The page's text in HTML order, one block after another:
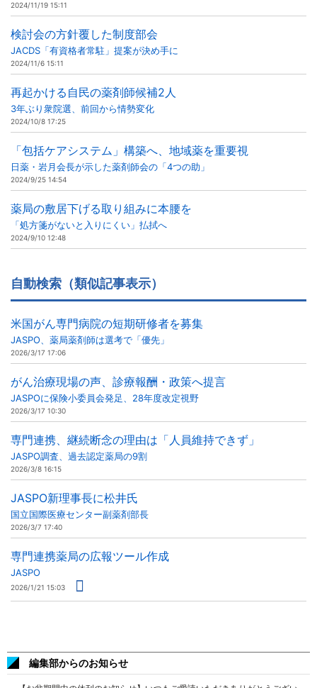
2024/11/19 15:11
検討会の方針覆した制度部会
JACDS「有資格者常駐」提案が決め手に
2024/11/6 15:11
再起かける自民の薬剤師候補2人
3年ぶり衆院選、前回から情勢変化
2024/10/8 17:25
「包括ケアシステム」構築へ、地域薬を重要視
日薬・岩月会長が示した薬剤師会の「4つの助」
2024/9/25 14:54
薬局の敷居下げる取り組みに本腰を
「処方箋がないと入りにくい」払拭へ
2024/9/10 12:48
自動検索（類似記事表示）
米国がん専門病院の短期研修者を募集
JASPO、薬局薬剤師は選考で「優先」
2026/3/17 17:06
がん治療現場の声、診療報酬・政策へ提言
JASPOに保険小委員会発足、28年度改定視野
2026/3/17 10:30
専門連携、継続断念の理由は「人員維持できず」
JASPO調査、過去認定薬局の9割
2026/3/8 16:15
JASPO新理事長に松井氏
国立国際医療センター副薬剤部長
2026/3/7 17:40
専門連携薬局の広報ツール作成
JASPO
2026/1/21 15:03
編集部からのお知らせ